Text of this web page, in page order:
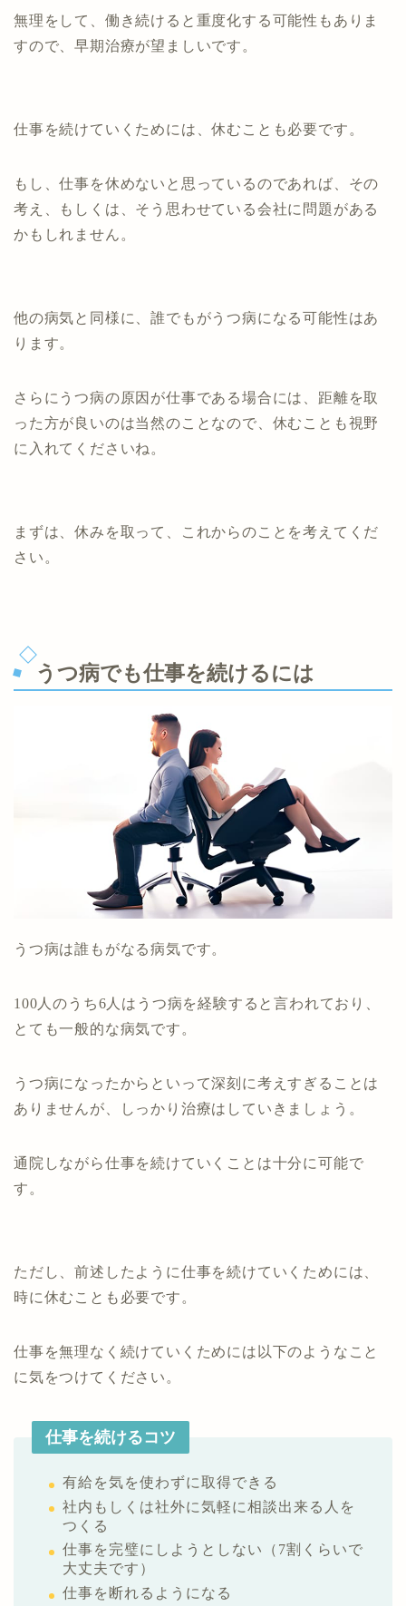
無理をして、働き続けると重度化する可能性もありま
すので、早期治療が望ましいです。
仕事を続けていくためには、休むことも必要です。
もし、仕事を休めないと思っているのであれば、その
考え、もしくは、そう思わせている会社に問題がある
かもしれません。
他の病気と同様に、誰でもがうつ病になる可能性はあ
ります。
さらにうつ病の原因が仕事である場合には、距離を取
った方が良いのは当然のことなので、休むことも視野
に入れてくださいね。
まずは、休みを取って、これからのことを考えてくだ
さい。
うつ病でも仕事を続けるには
うつ病は誰もがなる病気です。
100人のうち6人はうつ病を経験すると言われており、
とても一般的な病気です。
うつ病になったからといって深刻に考えすぎることは
ありませんが、しっかり治療はしていきましょう。
通院しながら仕事を続けていくことは十分に可能で
す。
ただし、前述したように仕事を続けていくためには、
時に休むことも必要です。
仕事を無理なく続けていくためには以下のようなこと
に気をつけてください。
仕事を続けるコツ
有給を気を使わずに取得できる
社内もしくは社外に気軽に相談出来る人を
つくる
仕事を完璧にしようとしない（7割くらいで
大丈夫です）
仕事を断れるようになる